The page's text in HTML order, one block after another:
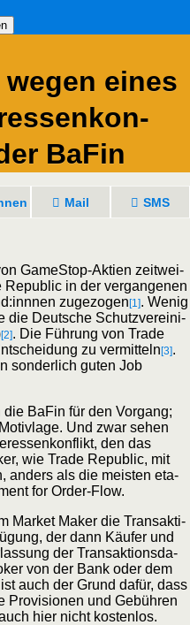
eines
BaFin
Mail SMS
Game­Stop-Akti­en zeit­wei­
Repu­blic in der ver­gan­ge­nen
zuge­zo­gen [1]. Wenig
die Deut­sche Schutz­ver­ei­ni­
[2]. Die Füh­rung von Trade
zu ver­mit­teln [3].
son­der­lich guten Job
BaFin für den Vor­gang;
Und zwar sehen
den das
wie Trade Repu­blic, mit
anders als die meis­ten eta­
for Order-Flow.
Mar­ket Maker die Trans­ak­ti­
der dann Käu­fer und
der Trans­ak­ti­ons­da­
von der Bank oder dem
auch der Grund dafür, dass
Pro­vi­sio­nen und Gebüh­ren
hier nicht kostenlos.